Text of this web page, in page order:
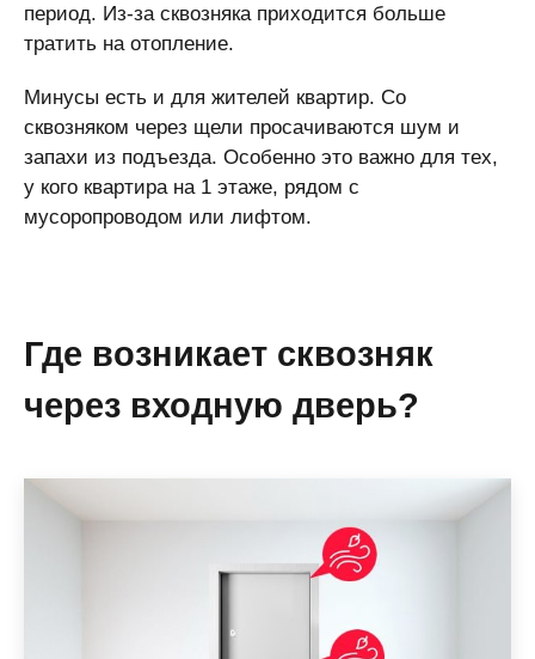
период. Из-за сквозняка приходится больше
тратить на отопление.
Минусы есть и для жителей квартир. Со
сквозняком через щели просачиваются шум и
запахи из подъезда. Особенно это важно для тех,
у кого квартира на 1 этаже, рядом с
мусоропроводом или лифтом.
Где возникает сквозняк
через входную дверь?